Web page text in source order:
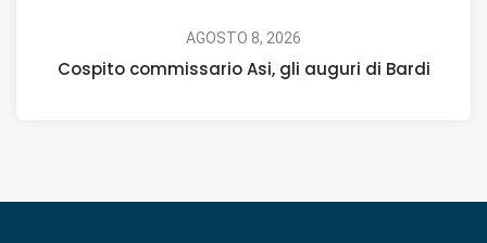
AGOSTO 8, 2026
Cospito commissario Asi, gli auguri di Bardi